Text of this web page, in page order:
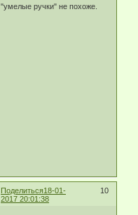
"умелые ручки" не похоже.
Поделиться 10
18-01-
2017 20:01:38